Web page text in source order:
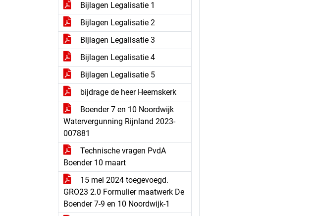
Bijlagen Legalisatie 1
Bijlagen Legalisatie 2
Bijlagen Legalisatie 3
Bijlagen Legalisatie 4
Bijlagen Legalisatie 5
bijdrage de heer Heemskerk
Boender 7 en 10 Noordwijk
Watervergunning Rijnland 2023-
007881
Technische vragen PvdA
Boender 10 maart
15 mei 2024 toegevoegd.
GRO23 2.0 Formulier maatwerk De
Boender 7-9 en 10 Noordwijk-1